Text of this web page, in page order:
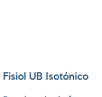
Fisiol UB Isotónico